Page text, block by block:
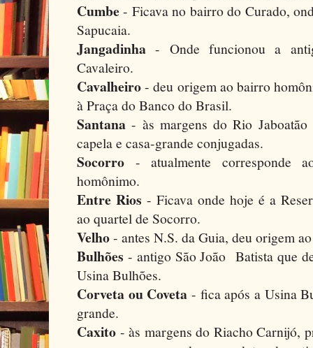
Cumbe- Ficava no bairro do Curado,
Sapucaia.
Jangadinha - Onde funcionou a
Cavaleiro.
Cavalheiro- deu origem ao bairro
à Praça do Banco do Brasil.
Santana - às margens do Rio
capela e casa-grande conjugadas.
Socorro - atualmente corresponde
homônimo.
Entre Rios - Ficava onde hoje é a
ao quartel de Socorro.
Velho- antes N.S. da Guia, deu origem
Bulhões - antigo São João Batista que
Usina Bulhões.
Corveta ou Coveta - fica após a Usina
grande.
Caxito - às margens do Riacho Carnijó,